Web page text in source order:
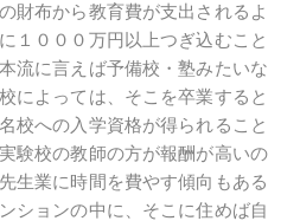
財布から教育費が支出されるよ
１０００万円以上つぎ込むこと
流に言えば予備校・塾みたいな
によっては、そこを卒業すると
校への入学資格が得られること
験校の教師の方が報酬が高いの
生業に時間を費やす傾向もある
ションの中に、そこに住めば自